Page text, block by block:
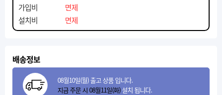
가입비
면제
설치비
면제
배송정보
08월10일(월) 출고 상품 입니다.
지금 주문 시 08월11일(화)설치 됩니다.